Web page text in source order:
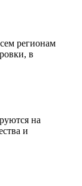
регионам
в
на
и